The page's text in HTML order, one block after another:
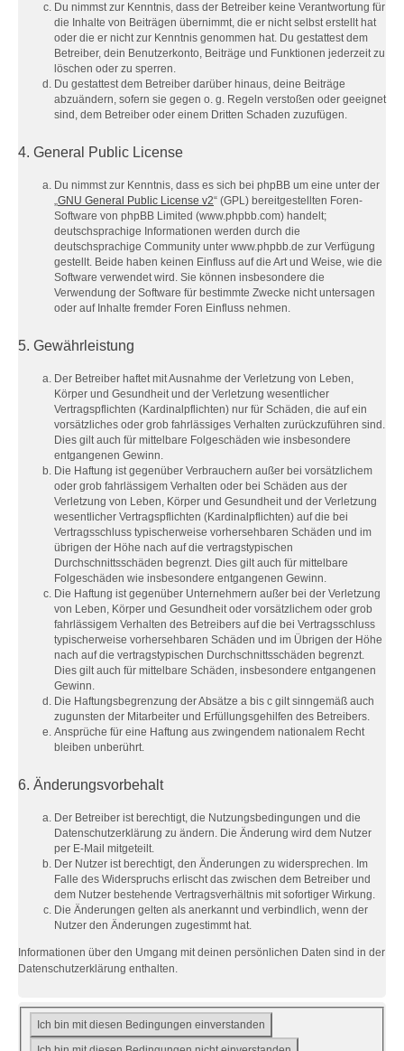
Du nimmst zur Kenntnis, dass der Betreiber keine Verantwortung für
die Inhalte von Beiträgen übernimmt, die er nicht selbst erstellt hat
oder die er nicht zur Kenntnis genommen hat. Du gestattest dem
Betreiber, dein Benutzerkonto, Beiträge und Funktionen jederzeit zu
löschen oder zu sperren.
Du gestattest dem Betreiber darüber hinaus, deine Beiträge
abzuändern, sofern sie gegen o. g. Regeln verstoßen oder geeignet
sind, dem Betreiber oder einem Dritten Schaden zuzufügen.
4. General Public License
Du nimmst zur Kenntnis, dass es sich bei phpBB um eine unter der
„GNU General Public License v2“ (GPL) bereitgestellten Foren-
Software von phpBB Limited (www.phpbb.com) handelt;
deutschsprachige Informationen werden durch die
deutschsprachige Community unter www.phpbb.de zur Verfügung
gestellt. Beide haben keinen Einfluss auf die Art und Weise, wie die
Software verwendet wird. Sie können insbesondere die
Verwendung der Software für bestimmte Zwecke nicht untersagen
oder auf Inhalte fremder Foren Einfluss nehmen.
5. Gewährleistung
Der Betreiber haftet mit Ausnahme der Verletzung von Leben,
Körper und Gesundheit und der Verletzung wesentlicher
Vertragspflichten (Kardinalpflichten) nur für Schäden, die auf ein
vorsätzliches oder grob fahrlässiges Verhalten zurückzuführen sind.
Dies gilt auch für mittelbare Folgeschäden wie insbesondere
entgangenen Gewinn.
Die Haftung ist gegenüber Verbrauchern außer bei vorsätzlichem
oder grob fahrlässigem Verhalten oder bei Schäden aus der
Verletzung von Leben, Körper und Gesundheit und der Verletzung
wesentlicher Vertragspflichten (Kardinalpflichten) auf die bei
Vertragsschluss typischerweise vorhersehbaren Schäden und im
übrigen der Höhe nach auf die vertragstypischen
Durchschnittsschäden begrenzt. Dies gilt auch für mittelbare
Folgeschäden wie insbesondere entgangenen Gewinn.
Die Haftung ist gegenüber Unternehmern außer bei der Verletzung
von Leben, Körper und Gesundheit oder vorsätzlichem oder grob
fahrlässigem Verhalten des Betreibers auf die bei Vertragsschluss
typischerweise vorhersehbaren Schäden und im Übrigen der Höhe
nach auf die vertragstypischen Durchschnittsschäden begrenzt.
Dies gilt auch für mittelbare Schäden, insbesondere entgangenen
Gewinn.
Die Haftungsbegrenzung der Absätze a bis c gilt sinngemäß auch
zugunsten der Mitarbeiter und Erfüllungsgehilfen des Betreibers.
Ansprüche für eine Haftung aus zwingendem nationalem Recht
bleiben unberührt.
6. Änderungsvorbehalt
Der Betreiber ist berechtigt, die Nutzungsbedingungen und die
Datenschutzerklärung zu ändern. Die Änderung wird dem Nutzer
per E-Mail mitgeteilt.
Der Nutzer ist berechtigt, den Änderungen zu widersprechen. Im
Falle des Widerspruchs erlischt das zwischen dem Betreiber und
dem Nutzer bestehende Vertragsverhältnis mit sofortiger Wirkung.
Die Änderungen gelten als anerkannt und verbindlich, wenn der
Nutzer den Änderungen zugestimmt hat.
Informationen über den Umgang mit deinen persönlichen Daten sind in der
Datenschutzerklärung enthalten.